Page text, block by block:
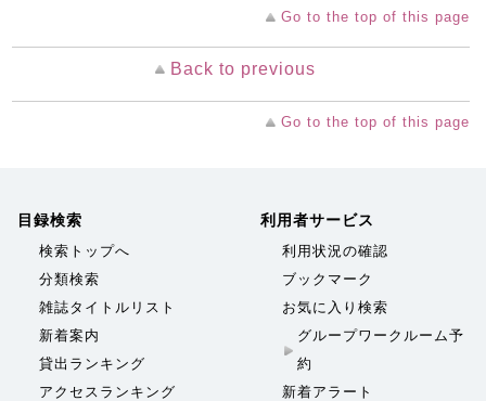
Go to the top of this page
Back to previous
Go to the top of this page
目録検索
検索トップへ
分類検索
雑誌タイトルリスト
新着案内
貸出ランキング
アクセスランキング
利用者サービス
利用状況の確認
ブックマーク
お気に入り検索
グループワークルーム予
約
新着アラート